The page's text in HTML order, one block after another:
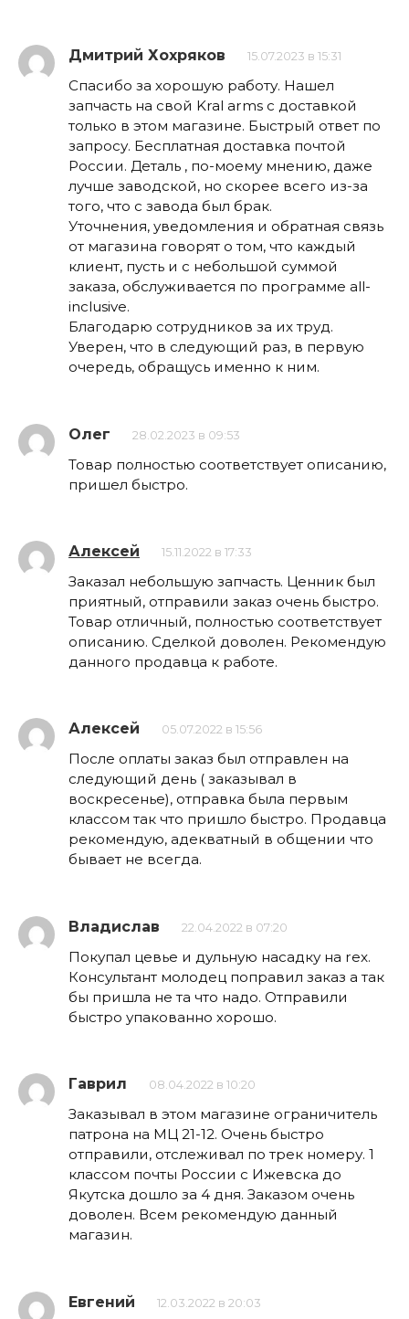
Дмитрий Хохряков 15.07.2023 в 15:31
Спасибо за хорошую работу. Нашел
запчасть на свой Kral arms с доставкой
только в этом магазине. Быстрый ответ по
запросу. Бесплатная доставка почтой
России. Деталь , по-моему мнению, даже
лучше заводской, но скорее всего из-за
того, что с завода был брак.
Уточнения, уведомления и обратная связь
от магазина говорят о том, что каждый
клиент, пусть и с небольшой суммой
заказа, обслуживается по программе all-
inclusive.
Благодарю сотрудников за их труд.
Уверен, что в следующий раз, в первую
очередь, обращусь именно к ним.
Олег 28.02.2023 в 09:53
Товар полностью соответствует описанию,
пришел быстро.
Алексей 15.11.2022 в 17:33
Заказал небольшую запчасть. Ценник был
приятный, отправили заказ очень быстро.
Товар отличный, полностью соответствует
описанию. Сделкой доволен. Рекомендую
данного продавца к работе.
Алексей 05.07.2022 в 15:56
После оплаты заказ был отправлен на
следующий день ( заказывал в
воскресенье), отправка была первым
классом так что пришло быстро. Продавца
рекомендую, адекватный в общении что
бывает не всегда.
Владислав 22.04.2022 в 07:20
Покупал цевье и дульную насадку на rex.
Консультант молодец поправил заказ а так
бы пришла не та что надо. Отправили
быстро упакованно хорошо.
Гаврил 08.04.2022 в 10:20
Заказывал в этом магазине ограничитель
патрона на МЦ 21-12. Очень быстро
отправили, отслеживал по трек номеру. 1
классом почты России с Ижевска до
Якутска дошло за 4 дня. Заказом очень
доволен. Всем рекомендую данный
магазин.
Евгений 12.03.2022 в 20:03